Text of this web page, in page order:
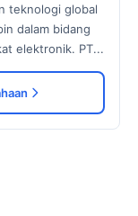
teknologi global
dalam bidang
elektronik. PT...